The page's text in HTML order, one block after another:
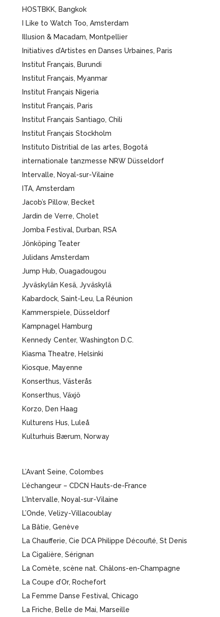
HOSTBKK, Bangkok
I Like to Watch Too, Amsterdam
Illusion & Macadam, Montpellier
Initiatives d’Artistes en Danses Urbaines, Paris
Institut Français, Burundi
Institut Français, Myanmar
Institut Français Nigeria
Institut Français, Paris
Institut Français Santiago, Chili
Institut Français Stockholm
Instituto Distritial de las artes, Bogotá
internationale tanzmesse NRW Düsseldorf
Intervalle, Noyal-sur-Vilaine
ITA, Amsterdam
Jacob’s Pillow, Becket
Jardin de Verre, Cholet
Jomba Festival, Durban, RSA
Jönköping Teater
Julidans Amsterdam
Jump Hub, Ouagadougou
Jyväskylän Kesä, Jyväskylä
Kabardock, Saint-Leu, La Réunion
Kammerspiele, Düsseldorf
Kampnagel Hamburg
Kennedy Center, Washington D.C.
Kiasma Theatre, Helsinki
Kiosque, Mayenne
Konserthus, Västerås
Konserthus, Växjö
Korzo, Den Haag
Kulturens Hus, Luleå
Kulturhuis Bærum, Norway
L’Avant Seine, Colombes
L’échangeur – CDCN Hauts-de-France
L’Intervalle, Noyal-sur-Vilaine
L’Onde, Velizy-Villacoublay
La Bâtie, Genève
La Chaufferie, Cie DCA Philippe Découflé, St Denis
La Cigalière, Sérignan
La Comète, scène nat. Châlons-en-Champagne
La Coupe d’Or, Rochefort
La Femme Danse Festival, Chicago
La Friche, Belle de Mai, Marseille